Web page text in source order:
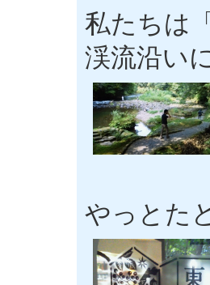
私たちは
渓流沿い
やっとた